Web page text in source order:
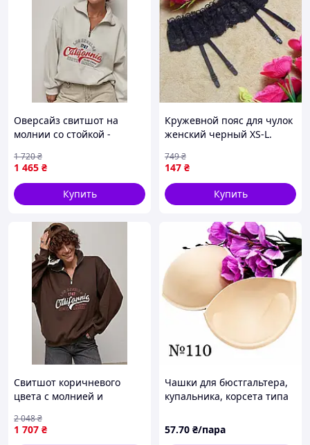
Оверсайз свитшот на
молнии со стойкой -
(имеют размеры)
1 465 ₴
1 720₴
Купить
Кружевной пояс для чулок
женский черный XS-L.
четырьмя подвязками из
эластичного нейлона
147 ₴
749₴
Купить
Свитшот коричневого
цвета с молнией и
флис, уютный дизайн.
1 707 ₴
2 048₴
Чашки для бюстгальтера,
купальника, корсета типа
косточек / беж / размер №
110
57.70 ₴/пара